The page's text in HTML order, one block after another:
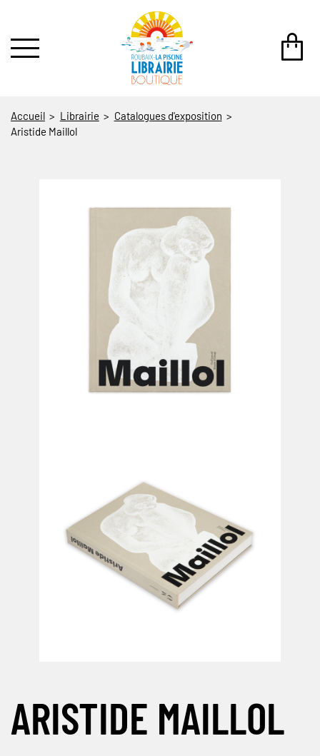
Accueil Librairie
Catalogues d'exposition
Aristide Maillol
ARISTIDE MAILLOL